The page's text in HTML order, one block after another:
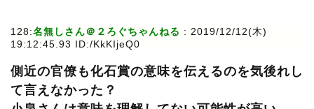
128:名無しさん＠２ろぐちゃんねる : 2019/12/12(木)
19:12:45.93 ID:/KkKIjeQ0
側近の官僚も化石賞の意味を伝えるのを気後れし
て言えなかった？